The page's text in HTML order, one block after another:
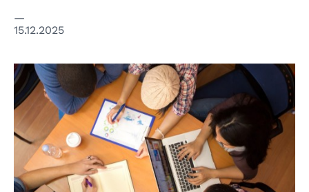
15.12.2025